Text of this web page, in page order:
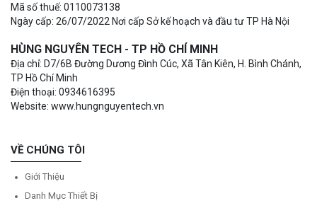
Mã số thuế: 0110073138
Ngày cấp: 26/07/2022 Nơi cấp Sở kế hoạch và đầu tư TP Hà Nội
HÙNG NGUYÊN TECH - TP HỒ CHÍ MINH
Địa chỉ: D7/6B Đường Dương Đình Cúc, Xã Tân Kiên, H. Bình Chánh,
TP Hồ Chí Minh
Điện thoại: 0934616395
Website: www.hungnguyentech.vn
VỀ CHÚNG TÔI
Giới Thiệu
Danh Mục Thiết Bị